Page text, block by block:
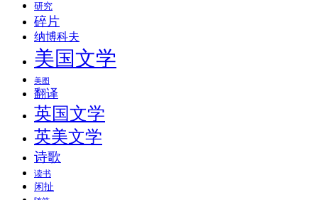
研究
碎片
纳博科夫
美国文学
美图
翻译
英国文学
英美文学
诗歌
读书
闲扯